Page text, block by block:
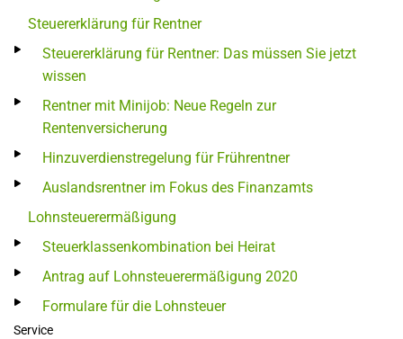
Steuererklärung für Rentner
Steuererklärung für Rentner: Das müssen Sie jetzt
wissen
Rentner mit Minijob: Neue Regeln zur
Rentenversicherung
Hinzuverdienstregelung für Frührentner
Auslandsrentner im Fokus des Finanzamts
Lohnsteuerermäßigung
Steuerklassenkombination bei Heirat
Antrag auf Lohnsteuerermäßigung 2020
Formulare für die Lohnsteuer
Service